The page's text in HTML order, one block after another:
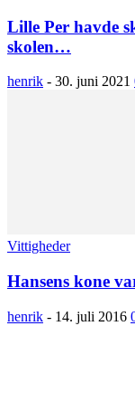
Lille Per havde
skolen…
henrik - 30. juni 2021
Vittigheder
Hansens kone
henrik - 14. juli 2016